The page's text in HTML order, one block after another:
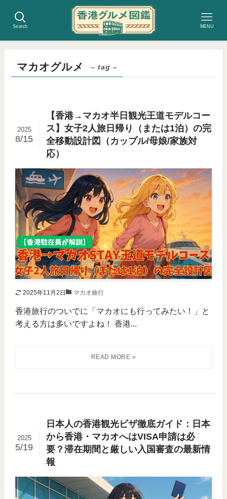
Search MENU
マカオグルメ – tag –
【香港→マカオ半日観光王道モデルコー
ス】女子2人旅日帰り（または1泊）の完
全移動設計図（カップル/母娘/家族対
応）
2025
8/15
2025年11月2日 マカオ旅行
香港旅行のついでに「マカオにも行ってみたい！」と
考える方は多いですよね！ 香港...
日本人の香港観光ビザ徹底ガイド：日本
から香港・マカオへはVISA申請は必
要？滞在期間と厳しい入国審査の最新情
報
2025
5/19